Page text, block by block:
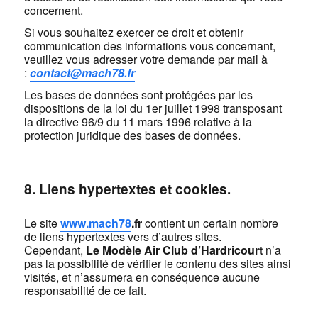
concernent.
Si vous souhaitez exercer ce droit et obtenir
communication des informations vous concernant,
veuillez vous adresser votre demande par mail à
:contact@mach78.fr
Les bases de données sont protégées par les
dispositions de la loi du 1er juillet 1998 transposant
la directive 96/9 du 11 mars 1996 relative à la
protection juridique des bases de données.
8. Liens hypertextes et cookies.
Le sitewww.mach78.frcontient un certain nombre
de liens hypertextes vers d’autres sites.
Cependant, Le Modèle Air Club d’Hardricourt n’a
pas la possibilité de vérifier le contenu des sites ainsi
visités, et n’assumera en conséquence aucune
responsabilité de ce fait.